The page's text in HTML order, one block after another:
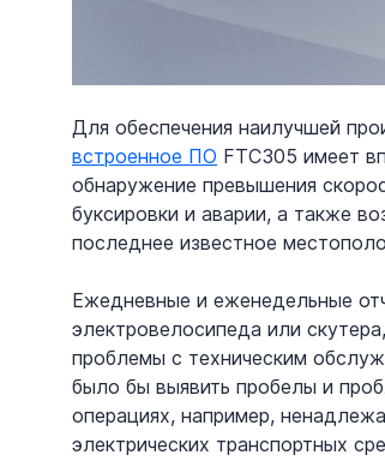
Для обеспечения наилучшей
встроенное ПО FTC305 имеет
обнаружение превышения
буксировки и аварии, а также
последнее известное
Ежедневные и еженедельные
электровелосипеда или
проблемы с техническим
было бы выявить пробелы и
операциях, например,
электрических транспортных